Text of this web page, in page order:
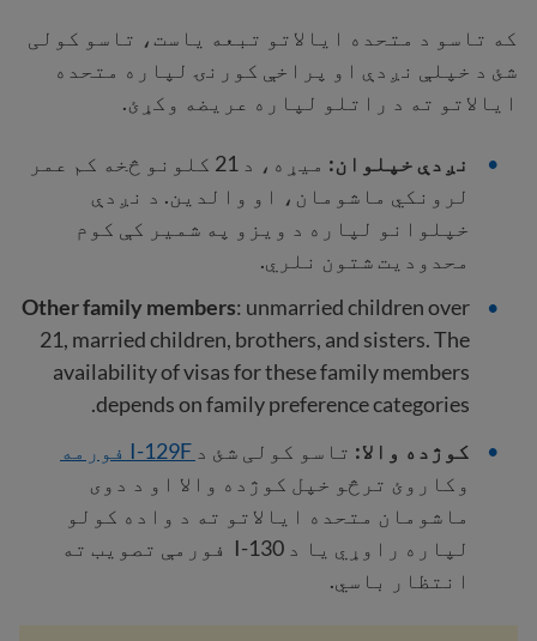
که تاسو د متحده ایالاتو تبعه یاست، تاسو کولی
شئ د خپلې نږدې او پراخې کورنۍ لپاره متحده
ایالاتو ته د راتلو لپاره عریضه وکړئ.
نږدې خپلوان:
میړه، د 21 کلونو څخه کم عمر
لرونکي ماشومان، او والدین. د نږدې
خپلوانو لپاره د ویزو په شمیر کې کوم
محدودیت شتون نلري.
Other familymembers: unmarried children over
21, married children, brothers, and sisters. The
availability of visas for these family members
depends on family preference categories.
کوژده والا: تاسو کولی شئ د
وکاروئ ترڅو خپل کوژده والا او د دوی
ماشومان متحده ایالاتو ته د واده کولو
لپاره راوړي یا د I-130 فورمې تصویب ته
انتظار باسي.